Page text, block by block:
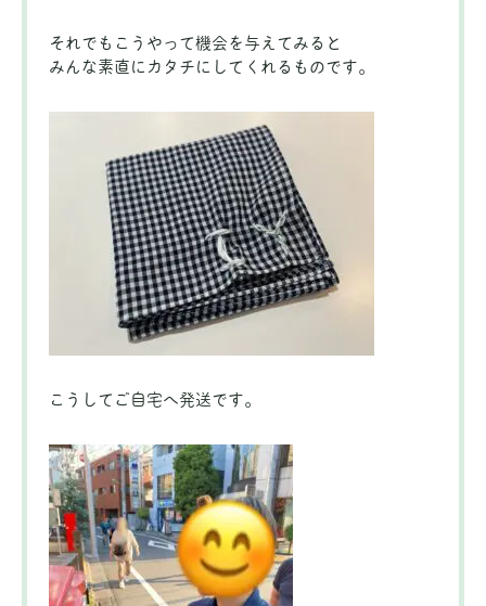
それでもこうやって機会を与えてみると
みんな素直にカタチにしてくれるものです。
こうしてご自宅へ発送です。